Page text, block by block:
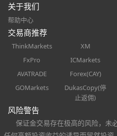
关于我们
帮助中心
交易商推荐
ThinkMarkets XM
FxPro
ICMarkets
AVATRADE
Forex(CAY)
GOMarkets
DukasCopy(停
止返佣)
风险警告
保证金交易存在极高的风险，未